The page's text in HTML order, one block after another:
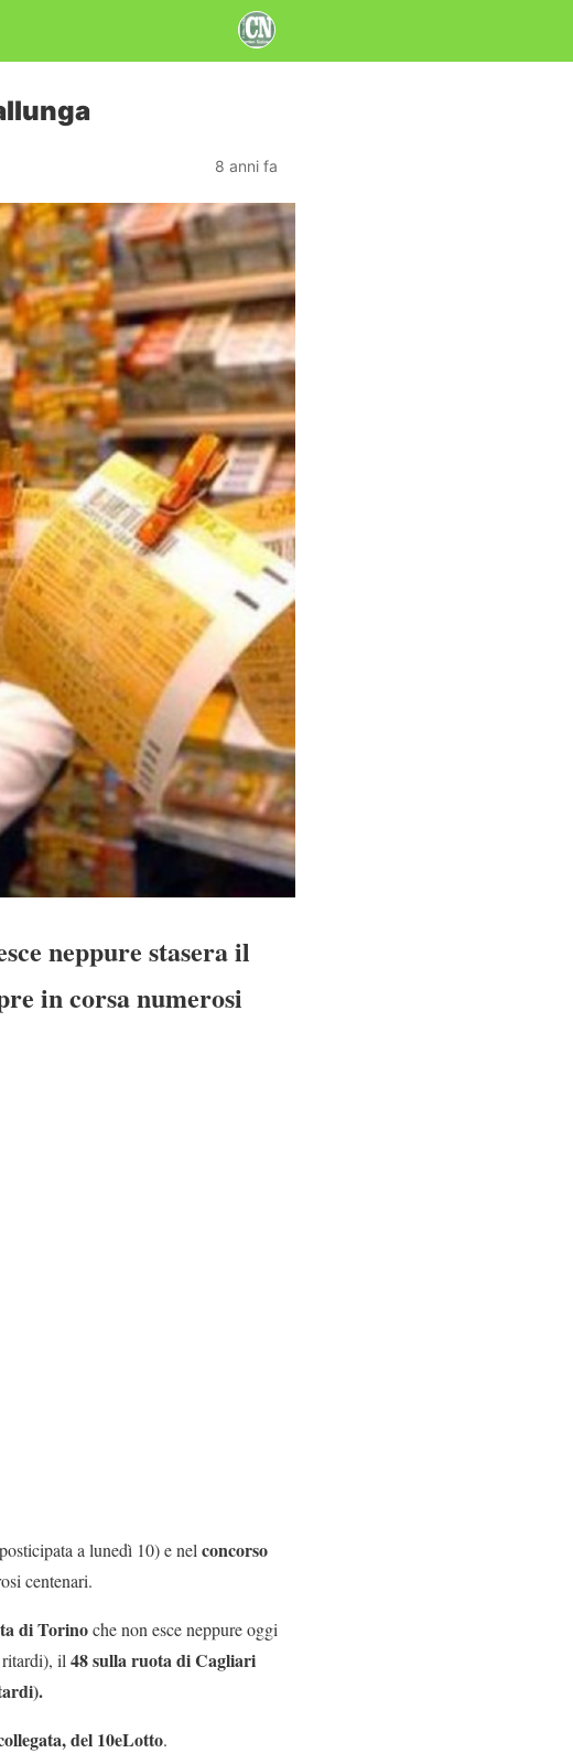
8 anni fa
neppure stasera il
in corsa numerosi
a lunedì 10) e nel concorso
centenari.
di Torinoche non esce neppure oggi
il 48 sulla ruota di Cagliari
del 10eLotto.